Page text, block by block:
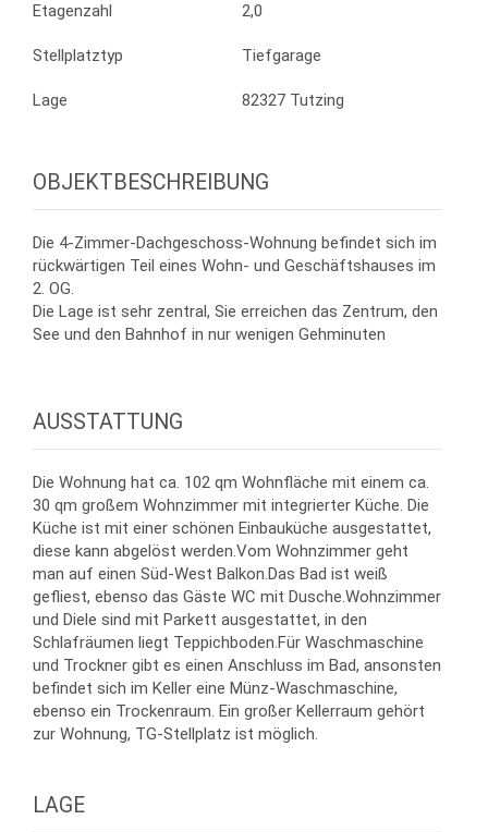
Etagenzahl 2,0
Stellplatztyp Tiefgarage
Lage 82327 Tutzing
OBJEKTBESCHREIBUNG
Die 4-Zimmer-Dachgeschoss-Wohnung befindet sich im
rückwärtigen Teil eines Wohn- und Geschäftshauses im
2. OG.
Die Lage ist sehr zentral, Sie erreichen das Zentrum, den
See und den Bahnhof in nur wenigen Gehminuten
AUSSTATTUNG
Die Wohnung hat ca. 102 qm Wohnfläche mit einem ca.
30 qm großem Wohnzimmer mit integrierter Küche. Die
Küche ist mit einer schönen Einbauküche ausgestattet,
diese kann abgelöst werden.Vom Wohnzimmer geht
man auf einen Süd-West Balkon.Das Bad ist weiß
gefliest, ebenso das Gäste WC mit Dusche.Wohnzimmer
und Diele sind mit Parkett ausgestattet, in den
Schlafräumen liegt Teppichboden.Für Waschmaschine
und Trockner gibt es einen Anschluss im Bad, ansonsten
befindet sich im Keller eine Münz-Waschmaschine,
ebenso ein Trockenraum. Ein großer Kellerraum gehört
zur Wohnung, TG-Stellplatz ist möglich.
LAGE